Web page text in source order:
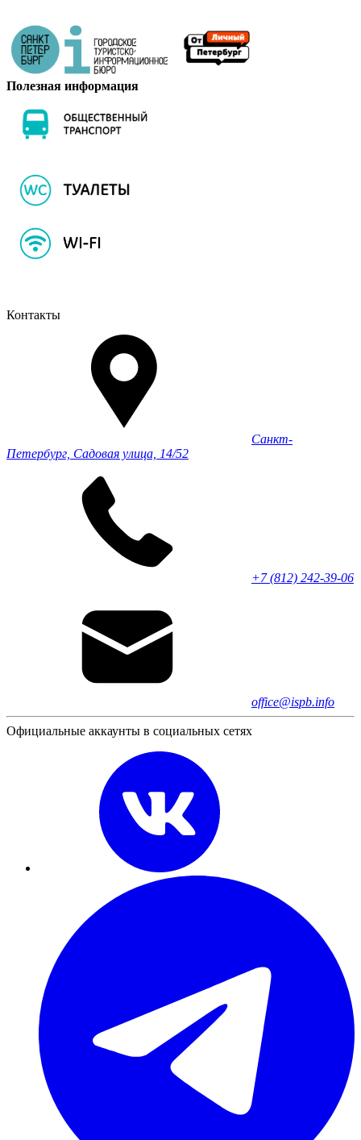
Полезная информация
Контакты
Санкт-
Петербург, Садовая улица, 14/52
+7 (812) 242-39-06
office@ispb.info
Официальные аккаунты в социальных сетях